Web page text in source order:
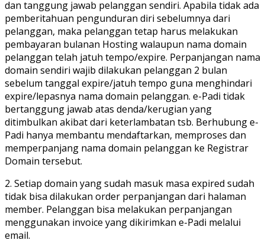
dan tanggung jawab pelanggan sendiri. Apabila tidak ada
pemberitahuan pengunduran diri sebelumnya dari
pelanggan, maka pelanggan tetap harus melakukan
pembayaran bulanan Hosting walaupun nama domain
pelanggan telah jatuh tempo/expire. Perpanjangan nama
domain sendiri wajib dilakukan pelanggan 2 bulan
sebelum tanggal expire/jatuh tempo guna menghindari
expire/lepasnya nama domain pelanggan. e-Padi tidak
bertanggung jawab atas denda/kerugian yang
ditimbulkan akibat dari keterlambatan tsb. Berhubung e-
Padi hanya membantu mendaftarkan, memproses dan
memperpanjang nama domain pelanggan ke Registrar
Domain tersebut.
2. Setiap domain yang sudah masuk masa expired sudah
tidak bisa dilakukan order perpanjangan dari halaman
member. Pelanggan bisa melakukan perpanjangan
menggunakan invoice yang dikirimkan e-Padi melalui
email.